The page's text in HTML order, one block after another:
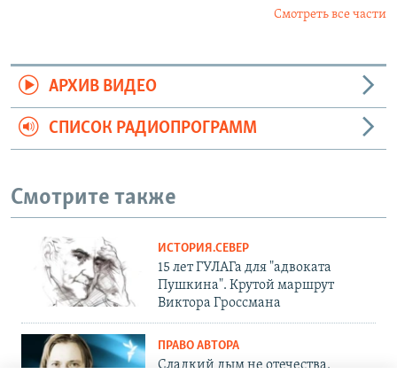
Смотреть все части
АРХИВ ВИДЕО
СПИСОК РАДИОПРОГРАММ
Смотрите также
ИСТОРИЯ.СЕВЕР
15 лет ГУЛАГа для "адвоката
Пушкина". Крутой маршрут
Виктора Гроссмана
ПРАВО АВТОРА
Сладкий дым не отечества.